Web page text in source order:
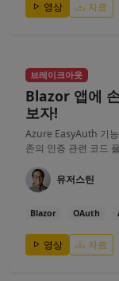
영상 자료
브레이크아웃
Blazor 앱에
보자!
Azure EasyAuth 기
존의 인증 관련 코드
유저스틴
Blazor OAuth
영상 자료